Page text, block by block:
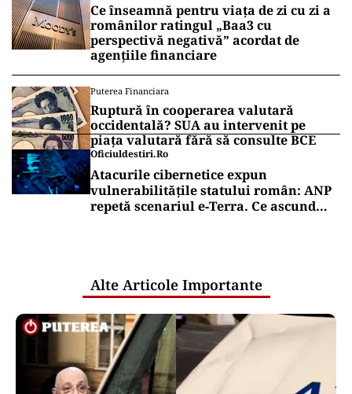
Ce înseamnă pentru viața de zi cu zi a
românilor ratingul „Baa3 cu
perspectivă negativă” acordat de
agențiile financiare
Puterea Financiara
Ruptură în cooperarea valutară
occidentală? SUA au intervenit pe
piața valutară fără să consulte BCE
Oficiuldestiri.ro
Atacurile cibernetice expun
vulnerabilitățile statului român: ANP
repetă scenariul e‑Terra. Ce ascund
Alte Articole Importante